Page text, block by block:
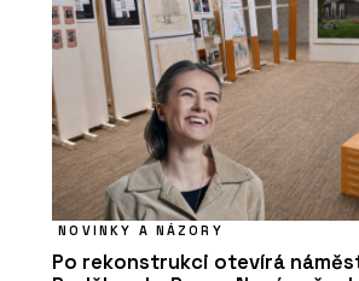
NOVINKY A NÁZORY
Po rekonstrukci otevírá